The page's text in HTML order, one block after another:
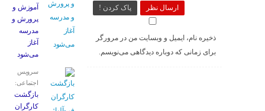
ارسال نظر پاک کردن !
ذخیره نام، ایمیل و وبسایت من در مرورگر
برای زمانی که دوباره دیدگاهی می‌نویسم.
آموزش و
پرورش و
مدرسه
آغاز
می‌شود
سرویس
اجتماعی:
بازگشت
کارگران